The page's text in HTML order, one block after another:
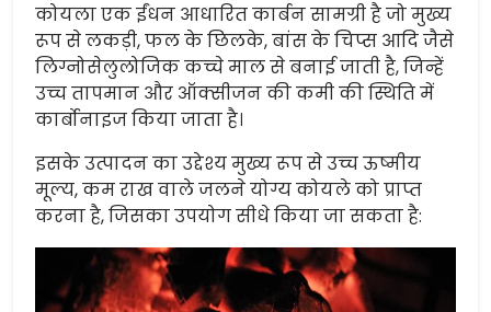
कोयला एक ईंधन आधारित कार्बन सामग्री है जो मुख्य
रूप से लकड़ी, फल के छिलके, बांस के चिप्स आदि जैसे
लिग्नोसेलुलोजिक कच्चे माल से बनाई जाती है, जिन्हें
उच्च तापमान और ऑक्सीजन की कमी की स्थिति में
कार्बोनाइज किया जाता है।
इसके उत्पादन का उद्देश्य मुख्य रूप से उच्च ऊष्मीय
मूल्य, कम राख वाले जलने योग्य कोयले को प्राप्त
करना है, जिसका उपयोग सीधे किया जा सकता है: